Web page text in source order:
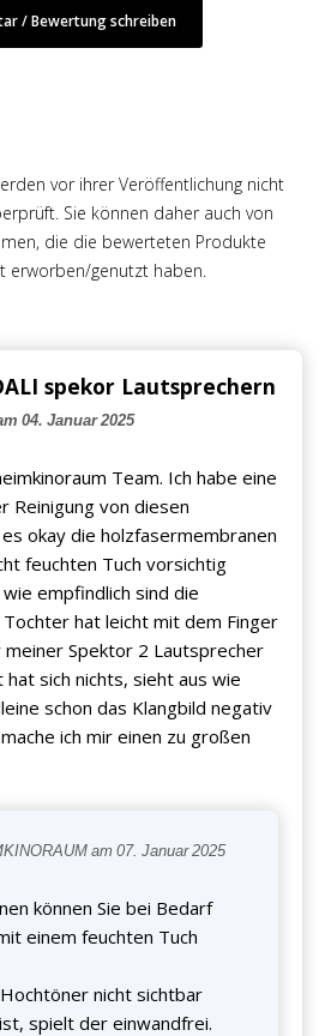
/ Bewertung schreiben
vor ihrer Veröffentlichung nicht
Sie können daher auch von
die die bewerteten Produkte
erworben/genutzt haben.
spekor Lautsprechern
04. Januar 2025
Team. Ich habe eine
Reinigung von diesen
okay die holzfasermembranen
feuchten Tuch vorsichtig
empfindlich sind die
hat leicht mit dem Finger
Spektor 2 Lautsprecher
sich nichts, sieht aus wie
schon das Klangbild negativ
ich mir einen zu großen
am 07. Januar 2025
können Sie bei Bedarf
einem feuchten Tuch
nicht sichtbar
spielt der einwandfrei.